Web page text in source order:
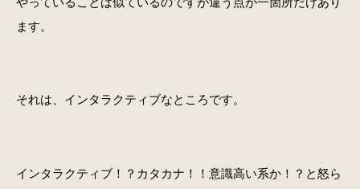
ます。
それは、インタラクティブなところです。
インタラクティブ！？カタカナ！！意識高い系か！？と怒ら